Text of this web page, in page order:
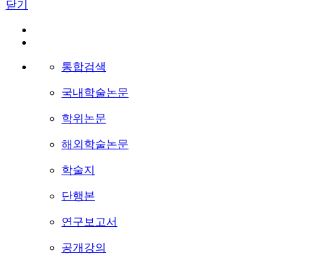
닫기
통합검색
국내학술논문
학위논문
해외학술논문
학술지
단행본
연구보고서
공개강의